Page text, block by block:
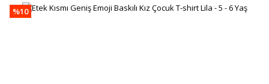
%10